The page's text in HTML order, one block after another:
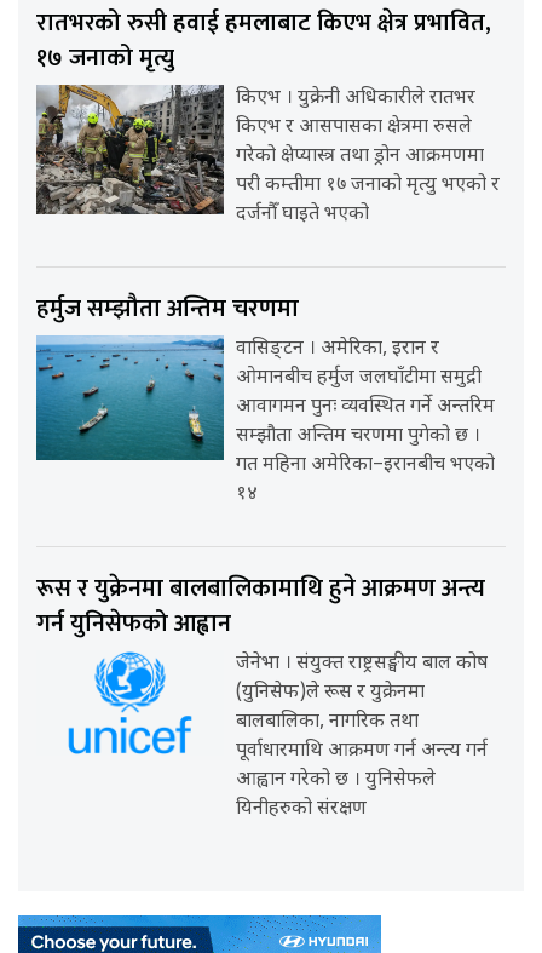
रातभरको रुसी हवाई हमलाबाट किएभ क्षेत्र प्रभावित,
१७ जनाको मृत्यु
किएभ । युक्रेनी अधिकारीले रातभर
किएभ र आसपासका क्षेत्रमा रुसले
गरेको क्षेप्यास्त्र तथा ड्रोन आक्रमणमा
परी कम्तीमा १७ जनाको मृत्यु भएको र
दर्जनौँ घाइते भएको
हर्मुज सम्झौता अन्तिम चरणमा
वासिङ्टन । अमेरिका, इरान र
ओमानबीच हर्मुज जलघाँटीमा समुद्री
आवागमन पुनः व्यवस्थित गर्ने अन्तरिम
सम्झौता अन्तिम चरणमा पुगेको छ ।
गत महिना अमेरिका–इरानबीच भएको
१४
रूस र युक्रेनमा बालबालिकामाथि हुने आक्रमण अन्त्य
गर्न युनिसेफको आह्वान
जेनेभा । संयुक्त राष्ट्रसङ्घीय बाल कोष
(युनिसेफ)ले रूस र युक्रेनमा
बालबालिका, नागरिक तथा
पूर्वाधारमाथि आक्रमण गर्न अन्त्य गर्न
आह्वान गरेको छ । युनिसेफले
यिनीहरुको संरक्षण